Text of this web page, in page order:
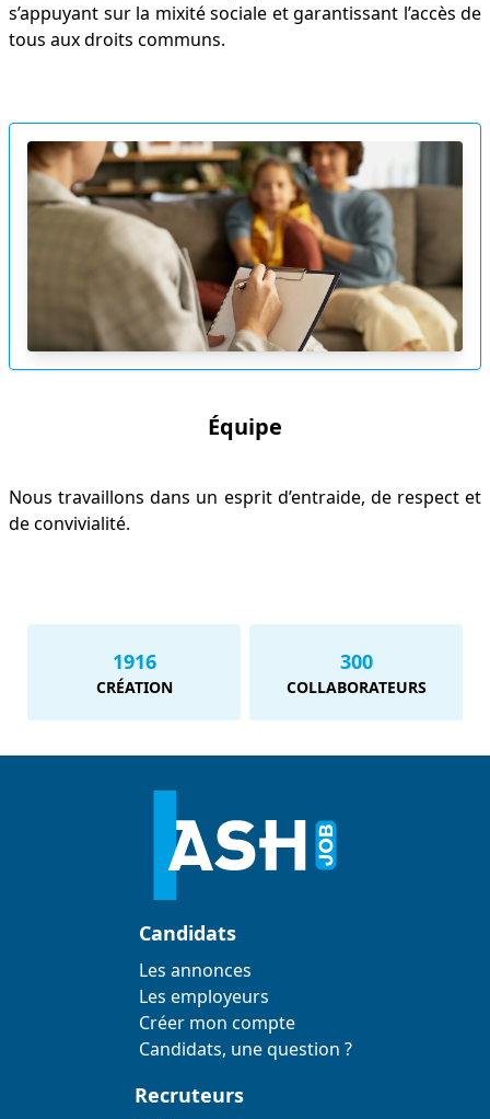
s’appuyant sur la mixité sociale et garantissant l’accès de
tous aux droits communs.
Équipe
Nous travaillons dans un esprit d’entraide, de respect et
de convivialité.
1916
CRÉATION
300
COLLABORATEURS
Candidats
Les annonces
Les employeurs
Créer mon compte
Candidats, une question ?
Recruteurs